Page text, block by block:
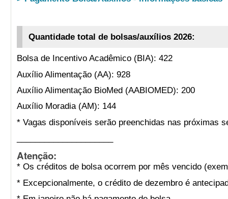
Quantidade total de bolsas/auxílios 2026:
Bolsa de Incentivo Acadêmico (BIA): 422
Auxílio Alimentação (AA): 928
Auxílio Alimentação BioMed (AABIOMED): 200
Auxílio Moradia (AM): 144
* Vagas disponíveis serão preenchidas nas próximas
Atenção:
* Os créditos de bolsa ocorrem por mês vencido
* Excepcionalmente, o crédito de dezembro é